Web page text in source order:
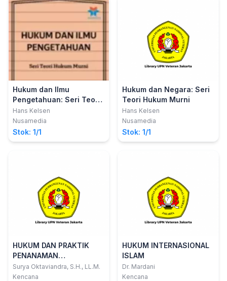
Hukum dan Ilmu
Pengetahuan: Seri Teori
Hukum Murni
Hans Kelsen
Nusamedia
Stok: 1/1
Hukum dan Negara: Seri
Teori Hukum Murni
Hans Kelsen
Nusamedia
Stok: 1/1
HUKUM DAN PRAKTIK
PENANAMAN
MODALNASIONAL DAN
INTERNASIONAL
Surya Oktaviandra, S.H., LL.M.
Kencana
HUKUM INTERNASIONAL
ISLAM
Dr. Mardani
Kencana